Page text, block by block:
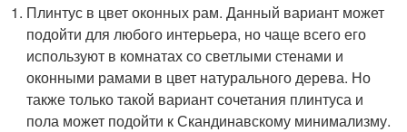
Плинтус в цвет оконных рам. Данный вариант может
подойти для любого интерьера, но чаще всего его
используют в комнатах со светлыми стенами и
оконными рамами в цвет натурального дерева. Но
также только такой вариант сочетания плинтуса и
пола может подойти к Скандинавскому минимализму.